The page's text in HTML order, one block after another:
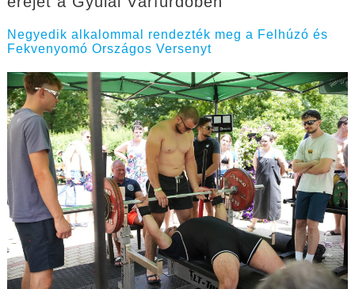
Negyedik alkalommal rendezték meg a Felhúzó és
Fekvenyomó Országos Versenyt